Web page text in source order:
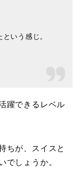
いう感じ。
躍できるレベル
ちが、スイスと
でしょうか。